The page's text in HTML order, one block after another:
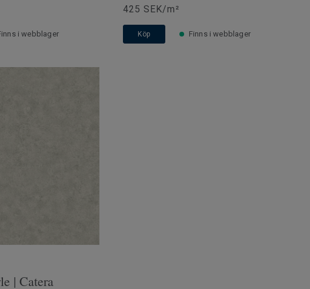
i webblager
425 SEK/m²
Köp Finns i webblager
| Catera